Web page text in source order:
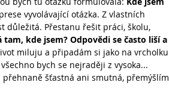
vyvolávající otázka. Z vlastních
důležitá. Přestanu řešit práci, školu,
tam, kde jsem? Odpovědi se často liší a
miluju a připadám si jako na vrcholku
bych se nejraději z vysoka...
šťastná ani smutná, přemýšlím